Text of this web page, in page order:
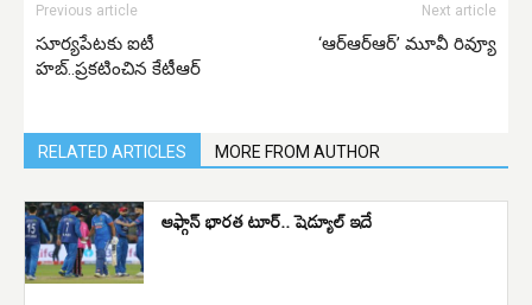
Previous article
సూర్యపేటకు ఐటీ
హబ్..ప్రకటించిన కేటీఆర్
Next article
‘ఆర్ఆర్ఆర్’ మూవీ రివ్యూ
RELATED ARTICLES MORE FROM AUTHOR
ఆఫ్గాన్‌ భారత టూర్‌.. షెడ్యూల్‌ ఇదే